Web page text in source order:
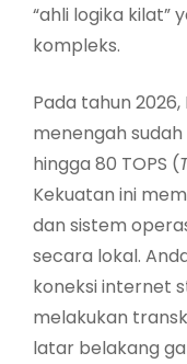
“ahli logika kilat”
kompleks.
Pada tahun
menengah
hingga 80 TOPS (
Kekuatan ini
dan sistem
secara lokal.
koneksi internet
melakukan
latar belakang